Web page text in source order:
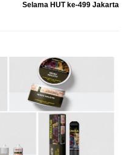
Selama HUT ke-499 Jakarta